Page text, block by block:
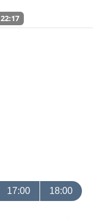
22:17
17:00 18:00